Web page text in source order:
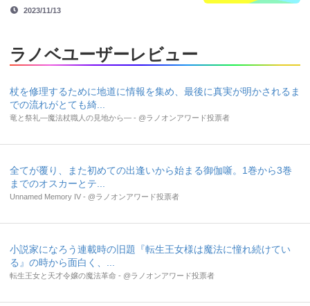
2023/11/13
ラノベユーザーレビュー
杖を修理するために地道に情報を集め、最後に真実が明かされるま
での流れがとても綺...
竜と祭礼―魔法杖職人の見地から― - @ラノオンアワード投票者
全てが覆り、また初めての出逢いから始まる御伽噺。1巻から3巻
までのオスカーとテ...
Unnamed Memory IV - @ラノオンアワード投票者
小説家になろう連載時の旧題『転生王女様は魔法に憧れ続けてい
る』の時から面白く、...
転生王女と天才令嬢の魔法革命 - @ラノオンアワード投票者